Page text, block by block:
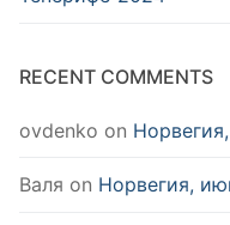
RECENT COMMENTS
ovdenko on
Валя on Норвегия,